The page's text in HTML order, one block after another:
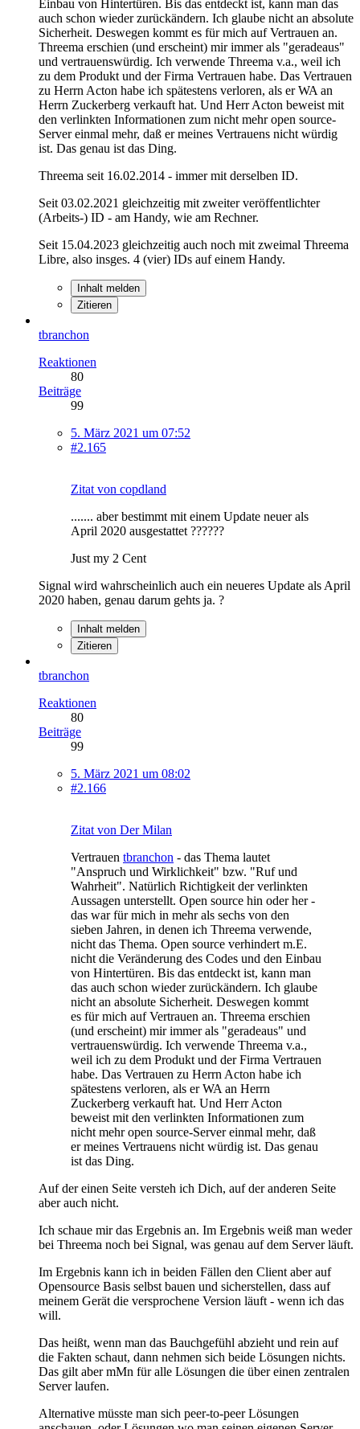
Einbau von Hintertüren. Bis das entdeckt ist, kann man das
auch schon wieder zurückändern. Ich glaube nicht an absolute
Sicherheit. Deswegen kommt es für mich auf Vertrauen an.
Threema erschien (und erscheint) mir immer als "geradeaus"
und vertrauenswürdig. Ich verwende Threema v.a., weil ich
zu dem Produkt und der Firma Vertrauen habe. Das Vertrauen
zu Herrn Acton habe ich spätestens verloren, als er WA an
Herrn Zuckerberg verkauft hat. Und Herr Acton beweist mit
den verlinkten Informationen zum nicht mehr open source-
Server einmal mehr, daß er meines Vertrauens nicht würdig
ist. Das genau ist das Ding.
Threema seit 16.02.2014 - immer mit derselben ID.
Seit 03.02.2021 gleichzeitig mit zweiter veröffentlichter
(Arbeits-) ID - am Handy, wie am Rechner.
Seit 15.04.2023 gleichzeitig auch noch mit zweimal Threema
Libre, also insges. 4 (vier) IDs auf einem Handy.
Inhalt melden
Zitieren
tbranchon
Reaktionen
80
Beiträge
99
5. März 2021 um 07:52
#2.165
Zitat von copdland
....... aber bestimmt mit einem Update neuer als
April 2020 ausgestattet ??????
Just my 2 Cent
Signal wird wahrscheinlich auch ein neueres Update als April
2020 haben, genau darum gehts ja. ?
Inhalt melden
Zitieren
tbranchon
Reaktionen
80
Beiträge
99
5. März 2021 um 08:02
#2.166
Zitat von Der Milan
Vertrauen tbranchon - das Thema lautet
"Anspruch und Wirklichkeit" bzw. "Ruf und
Wahrheit". Natürlich Richtigkeit der verlinkten
Aussagen unterstellt. Open source hin oder her -
das war für mich in mehr als sechs von den
sieben Jahren, in denen ich Threema verwende,
nicht das Thema. Open source verhindert m.E.
nicht die Veränderung des Codes und den Einbau
von Hintertüren. Bis das entdeckt ist, kann man
das auch schon wieder zurückändern. Ich glaube
nicht an absolute Sicherheit. Deswegen kommt
es für mich auf Vertrauen an. Threema erschien
(und erscheint) mir immer als "geradeaus" und
vertrauenswürdig. Ich verwende Threema v.a.,
weil ich zu dem Produkt und der Firma Vertrauen
habe. Das Vertrauen zu Herrn Acton habe ich
spätestens verloren, als er WA an Herrn
Zuckerberg verkauft hat. Und Herr Acton
beweist mit den verlinkten Informationen zum
nicht mehr open source-Server einmal mehr, daß
er meines Vertrauens nicht würdig ist. Das genau
ist das Ding.
Auf der einen Seite versteh ich Dich, auf der anderen Seite
aber auch nicht.
Ich schaue mir das Ergebnis an. Im Ergebnis weiß man weder
bei Threema noch bei Signal, was genau auf dem Server läuft.
Im Ergebnis kann ich in beiden Fällen den Client aber auf
Opensource Basis selbst bauen und sicherstellen, dass auf
meinem Gerät die versprochene Version läuft - wenn ich das
will.
Das heißt, wenn man das Bauchgefühl abzieht und rein auf
die Fakten schaut, dann nehmen sich beide Lösungen nichts.
Das gilt aber mMn für alle Lösungen die über einen zentralen
Server laufen.
Alternative müsste man sich peer-to-peer Lösungen